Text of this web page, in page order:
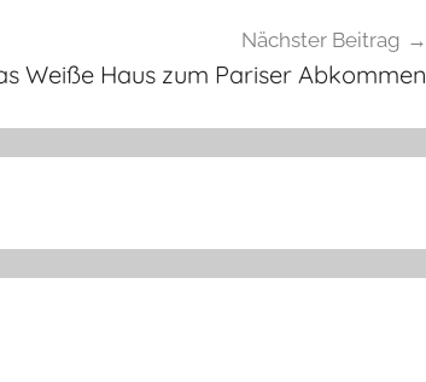
Nächster Beitrag
Weiße Haus zum Pariser Abkommen